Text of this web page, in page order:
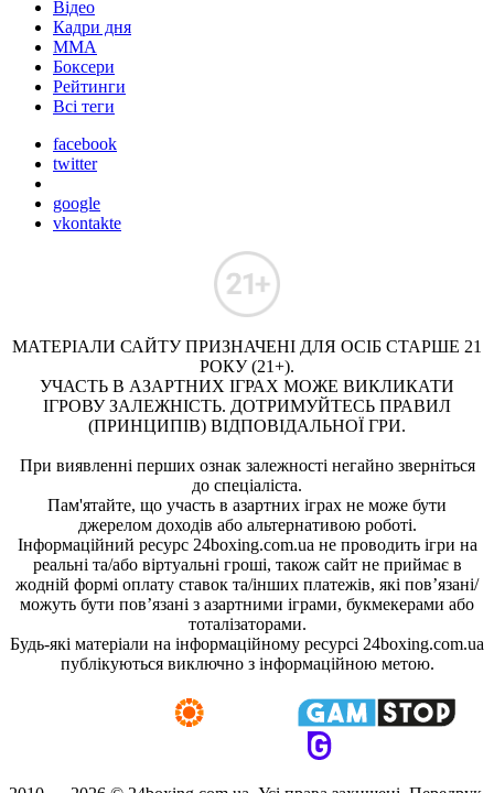
Відео
Кадри дня
ММА
Боксери
Рейтинги
Всі теги
facebook
twitter
google
vkontakte
МАТЕРІАЛИ САЙТУ ПРИЗНАЧЕНІ ДЛЯ ОСІБ СТАРШЕ 21
РОКУ (21+).
УЧАСТЬ В АЗАРТНИХ ІГРАХ МОЖЕ ВИКЛИКАТИ
ІГРОВУ ЗАЛЕЖНІСТЬ. ДОТРИМУЙТЕСЬ ПРАВИЛ
(ПРИНЦИПІВ) ВІДПОВІДАЛЬНОЇ ГРИ.
При виявленні перших ознак залежності негайно зверніться
до спеціаліста.
Пам'ятайте, що участь в азартних іграх не може бути
джерелом доходів або альтернативою роботі.
Інформаційний ресурс 24boxing.com.ua не проводить ігри на
реальні та/або віртуальні гроші, також сайт не приймає в
жодній формі оплату ставок та/інших платежів, які пов’язані/
можуть бути пов’язані з азартними іграми, букмекерами або
тоталізаторами.
Будь-які матеріали на інформаційному ресурсі 24boxing.com.ua
публікуються виключно з інформаційною метою.